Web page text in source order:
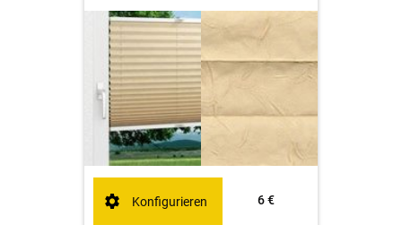
6 €
Konfigurieren